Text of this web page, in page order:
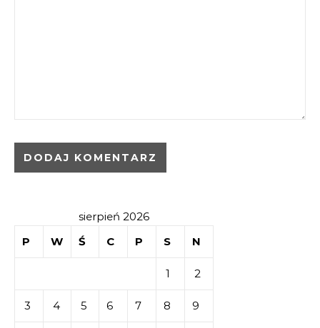
sierpień 2026
P
W Ś C P S N
1 2
3 4 5 6 7 8 9